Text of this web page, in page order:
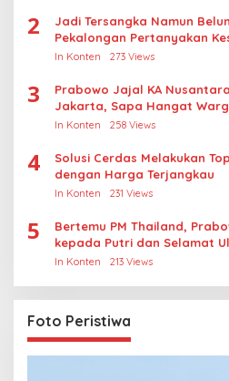
2
Jadi Tersangka Namun
Pekalongan Pertanyakan
Kasus Rudapksa Sampai
In Konten 273 Views
3
Prabowo Jajal KA
Jakarta, Sapa Hangat
In Konten 258 Views
4
Solusi Cerdas Melakukan
dengan Harga Terjangkau
In Konten 231 Views
5
Bertemu PM Thailand,
kepada Putri dan Selamat
Thailand
In Konten 213 Views
Foto Peristiwa